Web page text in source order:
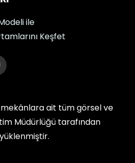
ile
Keşfet
mekânlara ait tüm görsel ve
Müdürlüğü tarafından